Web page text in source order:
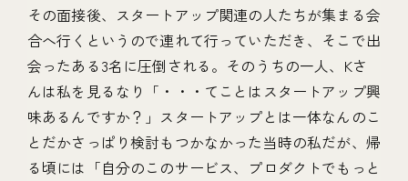
その面接後、スタートアップ関連の人たちが集まる会
合へ行くというので連れて行っていただき、そこで出
会ったある3名に圧倒される。そのうちの一人、Kさ
んは私を見るなり「・・・てことはスタートアップ興
味あるんですか？」スタートアップとは一体なんのこ
とだかさっぱり検討もつかなかった当時の私だが、帰
る頃には「自分のこのサービス、プロダクトでもっと